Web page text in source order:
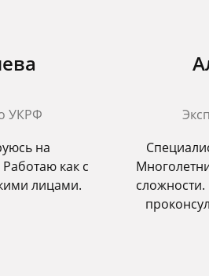
УКРФ
на
как с
лицами.
сложности.